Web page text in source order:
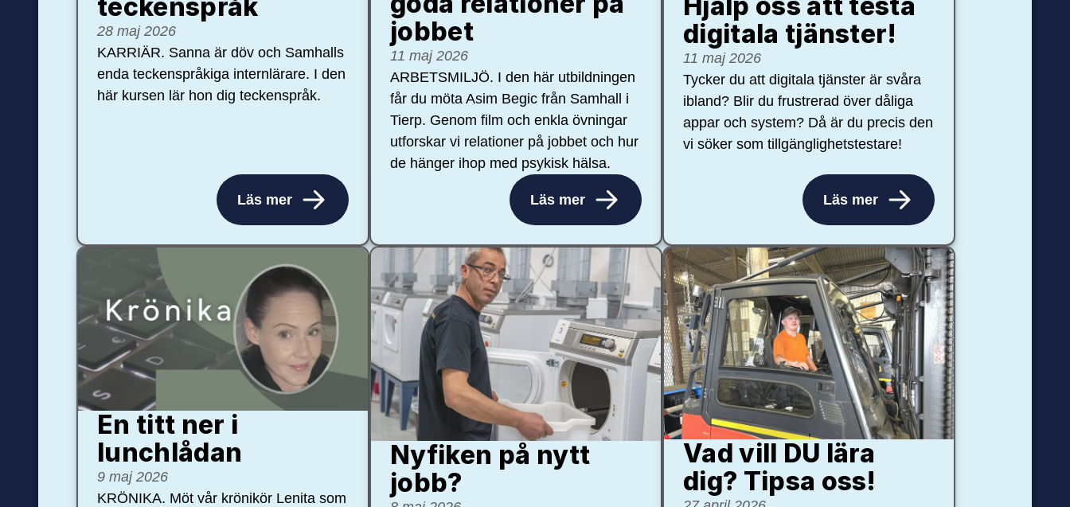
teckenspråk
28 maj 2026
KARRIÄR. Sanna är döv och Samhalls
enda teckenspråkiga internlärare. I den
här kursen lär hon dig teckenspråk.
Läs mer
jobbet
11 maj 2026
ARBETSMILJÖ. I den här utbildningen
får du möta Asim Begic från Samhall i
Tierp. Genom film och enkla övningar
utforskar vi relationer på jobbet och hur
de hänger ihop med psykisk hälsa.
Läs mer
digitala tjänster!
11 maj 2026
Tycker du att digitala tjänster är svåra
ibland? Blir du frustrerad över dåliga
appar och system? Då är du precis den
vi söker som tillgänglighetstestare!
Läs mer
En titt ner i
lunchlådan
9 maj 2026
KRÖNIKA. Möt vår krönikör Lenita som
Nyfiken på nytt
jobb?
Vad vill DU lära
dig? Tipsa oss!